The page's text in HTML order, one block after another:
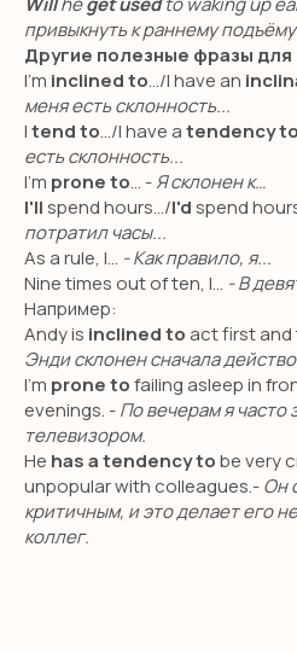
привыкнуть к раннему
Другие полезные фразы для
I'm inclined to.../I have an
меня есть склонность...
Itend to.../I have atendency to
есть склонность...
I'm prone to... -Я склонен к…
I'llspend hours.../I'dspend
потратил часы...
As a rule, I... - Как правило, я...
Nine times out of ten, I... - В
Например:
Andy is inclined to act first and
Энди склонен сначала
I'm prone tofailing asleep in
evenings. -По вечерам я
телевизором.
He has a tendency tobe very
unpopular with colleagues.-Он
критичным, и это делает его
коллег.